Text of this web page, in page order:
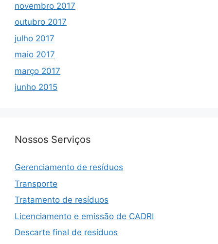
novembro 2017
outubro 2017
julho 2017
maio 2017
março 2017
junho 2015
Nossos Serviços
Gerenciamento de resíduos
Transporte
Tratamento de resíduos
Licenciamento e emissão de CADRI
Descarte final de resíduos